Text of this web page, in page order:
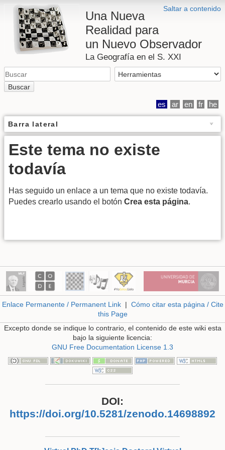
Saltar a contenido
Una Nueva
Realidad para
un Nuevo Observador
La Geografía en el S. XXI
Buscar
es ar en fr he
Barra lateral
Este tema no existe
todavía
Has seguido un enlace a un tema que no existe todavía.
Puedes crearlo usando el botón Crea esta página.
Enlace Permanente / Permanent Link| Cómo citar esta página / Cite
this Page
Excepto donde se indique lo contrario, el contenido de este wiki esta
bajo la siguiente licencia:
GNU Free Documentation License 1.3
DOI:
https://doi.org/10.5281/zenodo.14698892